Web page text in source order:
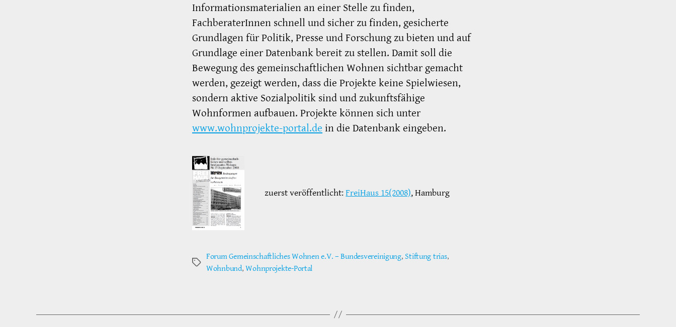
Informationsmaterialien an einer Stelle zu finden,
FachberaterInnen schnell und sicher zu finden, gesicherte
Grundlagen für Politik, Presse und Forschung zu bieten und auf
Grundlage einer Datenbank bereit zu stellen. Damit soll die
Bewegung des gemeinschaftlichen Wohnen sichtbar gemacht
werden, gezeigt werden, dass die Projekte keine Spielwiesen,
sondern aktive Sozialpolitik sind und zukunftsfähige
Wohnformen aufbauen. Projekte können sich unter
www.wohnprojekte-portal.de in die Datenbank eingeben.
zuerst veröffentlicht:FreiHaus 15(2008), Hamburg
Schlagwörter
Forum Gemeinschaftliches Wohnen e.V. – Bundesvereinigung, Stiftung trias,
Wohnbund,Wohnprojekte-Portal